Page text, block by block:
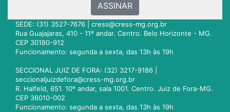
ASSINAR
SEDE: (31) 3527-7676 | cress@cress-mg.org.br
Rua Guajajaras, 410 - 11º andar. Centro. Belo Horizonte - MG.
CEP 30180-912
Funcionamento: segunda a sexta, das 13h às 19h
SECCIONAL JUIZ DE FORA: (32) 3217-9186 |
seccionaljuizdefora@cress-mg.org.br
R. Halfeld, 651. 10º andar, sala 1001. Centro. Juiz de Fora-MG.
CEP 36010-002
Funcionamento: segunda a sexta, das 13h às 19h